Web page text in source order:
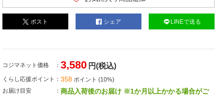
ポスト シェア LINEで送る
コジマネット価格 3,580 円(税込)
くらし応援ポイント 358 ポイント (10%)
お届け目安
商品入荷後のお届け ※1か月以上かかる場合がご